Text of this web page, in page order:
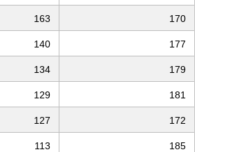
163 170
140 177
134 179
129 181
127 172
113 185